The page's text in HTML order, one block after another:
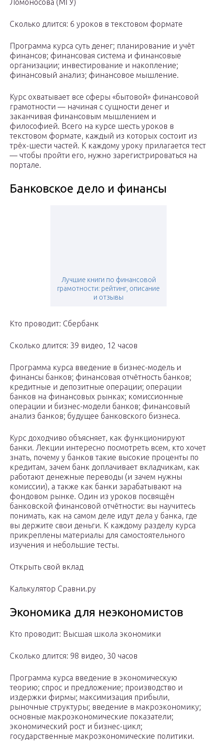
Ломоносова (МГУ)
Сколько длится: 6 уроков в текстовом формате
Программа курса суть денег; планирование и учёт
финансов; финансовая система и финансовые
организации; инвестирование и накопление;
финансовый анализ; финансовое мышление.
Курс охватывает все сферы «бытовой» финансовой
грамотности — начиная с сущности денег и
заканчивая финансовым мышлением и
философией. Всего на курсе шесть уроков в
текстовом формате, каждый из которых состоит из
трёх-шести частей. К каждому уроку прилагается тест
— чтобы пройти его, нужно зарегистрироваться на
портале.
Банковское дело и финансы
Лучшие книги по финансовой
грамотности: рейтинг, описание
и отзывы
Кто проводит: Сбербанк
Сколько длится: 39 видео, 12 часов
Программа курса введение в бизнес-модель и
финансы банков; финансовая отчётность банков;
кредитные и депозитные операции; операции
банков на финансовых рынках; комиссионные
операции и бизнес-модели банков; финансовый
анализ банков; будущее банковского бизнеса.
Курс доходчиво объясняет, как функционируют
банки. Лекции интересно посмотреть всем, кто хочет
знать, почему у банков такие высокие проценты по
кредитам, зачем банк доплачивает вкладчикам, как
работают денежные переводы (и зачем нужны
комиссии), а также как банки зарабатывают на
фондовом рынке. Один из уроков посвящён
банковской финансовой отчётности: вы научитесь
понимать, как на самом деле идут дела у банка, где
вы держите свои деньги. К каждому разделу курса
прикреплены материалы для самостоятельного
изучения и небольшие тесты.
Открыть свой вклад
Калькулятор Сравни.ру
Экономика для неэкономистов
Кто проводит: Высшая школа экономики
Сколько длится: 98 видео, 30 часов
Программа курса введение в экономическую
теорию; спрос и предложение; производство и
издержки фирмы; максимизация прибыли,
рыночные структуры; введение в макроэкономику;
основные макроэкономические показатели;
экономический рост и бизнес-цикл;
государственные макроэкономические политики.